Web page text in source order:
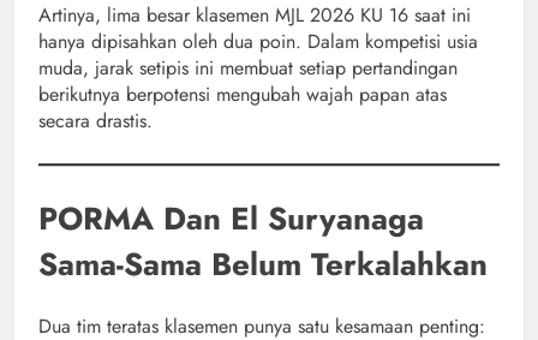
Artinya, lima besar klasemen MJL 2026 KU 16 saat ini
hanya dipisahkan oleh dua poin. Dalam kompetisi usia
muda, jarak setipis ini membuat setiap pertandingan
berikutnya berpotensi mengubah wajah papan atas
secara drastis.
PORMA Dan El Suryanaga
Sama-Sama Belum Terkalahkan
Dua tim teratas klasemen punya satu kesamaan penting: